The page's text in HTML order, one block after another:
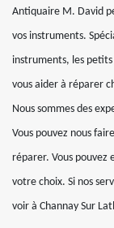
Antiquaire M. David
vos instruments.
instruments, les
vous aider à réparer
Nous sommes des
Vous pouvez nous
réparer. Vous pouvez
votre choix. Si nos
voir à Channay Sur